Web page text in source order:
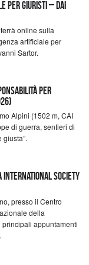
per giuristi – Dai
online sulla
artificiale per
Sartor.
per
Alpini (1502 m, CAI
di guerra, sentieri di
International Society
presso il Centro
della
appuntamenti